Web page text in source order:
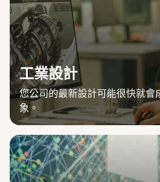
工業設計
您公司的最新設計可能很快就會
象。